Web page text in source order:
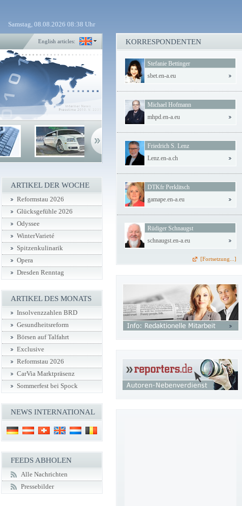
Samstag, 08.08.2026 08:38 Uhr
English articles:
ARTIKEL DER WOCHE
Reformstau 2026
Glücksgefühle 2026
Odyssee
WinterVarieté
Spitzenkulinarik
Opera
Dresden Renntag
ARTIKEL DES MONATS
Insolvenzzahlen BRD
Gesundheitsreform
Börsen auf Talfahrt
Exclusive
Reformstau 2026
CarVia Marktpräsenz
Sommerfest bei Spock
NEWS INTERNATIONAL
FEEDS ABHOLEN
Alle Nachrichten
Pressebilder
KORRESPONDENTEN
Stefanie Bettinger
sbet.en-a.eu
Michael Hofmann
mhpd.en-a.eu
Friedrich S. Lenz
Lenz.en-a.ch
DTKfr Perklitsch
gamape.en-a.eu
Rüdiger Schnaugst
schnaugst.en-a.eu
[Fortsetzung...]